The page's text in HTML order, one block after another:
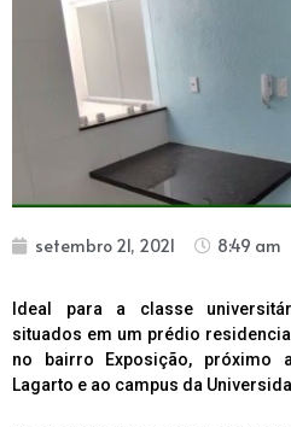
setembro 21, 2021 8:49 am
Ideal para a classe
situados em um prédio
no bairro Exposição, próximo
Lagarto e ao campus da